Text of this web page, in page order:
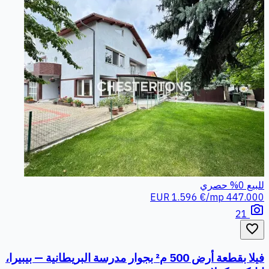
للبيع 0%
حصري
447.000 EUR
1.596 €/mp
photo_camera
favorite_border
فيلا بقطعة أرض 500 م² بجوار مدرسة البريطانية — بيبيرا،